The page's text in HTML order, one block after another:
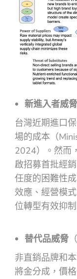
新進入者威脅
台灣近期進口
場的成本（
2024）。然而
啟招募首批經
任度的困難性
效應、經營模
位轉型有效抑
替代品威脅
非直銷品牌和
將金分成，價